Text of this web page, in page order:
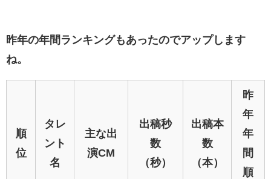
昨年の年間ランキングもあったのでアップします
ね。
順
位
タレ
ント
名
主な出
演CM
出稿秒
数
（秒）
出稿本
数
（本）
昨
年
年
間
順